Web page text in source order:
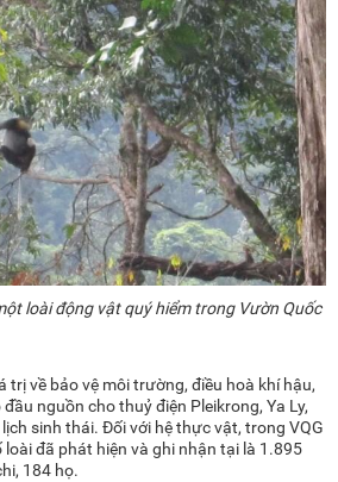
loàiđộng vật quý hiểm trong Vườn Quốc
trị về bảo vệ môi trường, điều hoà khí hậu,
nguồn cho thuỷ điện Pleikrong, Ya Ly,
sinh thái. Đối với hệ thực vật, trong VQG
đã phát hiện và ghi nhận tại là 1.895
184 họ.